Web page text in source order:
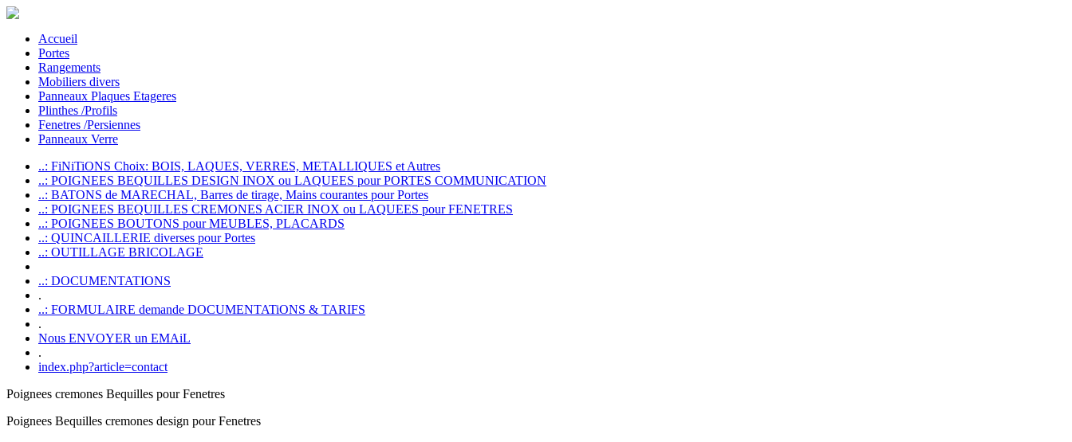
Accueil
Portes
Rangements
Mobiliers divers
Panneaux Plaques Etageres
Plinthes /Profils
Fenetres /Persiennes
Panneaux Verre
..: FiNiTiONS Choix: BOIS, LAQUES, VERRES, METALLIQUES et Autres
..: POIGNEES BEQUILLES DESIGN INOX ou LAQUEES pour PORTES COMMUNICATION
..: BATONS de MARECHAL, Barres de tirage, Mains courantes pour Portes
..: POIGNEES BEQUILLES CREMONES ACIER INOX ou LAQUEES pour FENETRES
..: POIGNEES BOUTONS pour MEUBLES, PLACARDS
..: QUINCAILLERIE diverses pour Portes
..: OUTILLAGE BRICOLAGE
..: DOCUMENTATIONS
.
..: FORMULAIRE demande DOCUMENTATiONS & TARIFS
.
Nous ENVOYER un EMAiL
.
index.php?article=contact
Poignees cremones Bequilles pour Fenetres
Poignees Bequilles cremones design pour Fenetres